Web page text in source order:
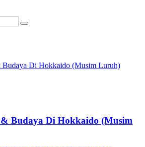
Budaya Di Hokkaido (Musim